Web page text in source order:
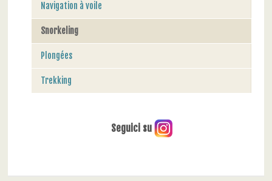
Navigation à voile
Snorkeling
Plongées
Trekking
Seguici su